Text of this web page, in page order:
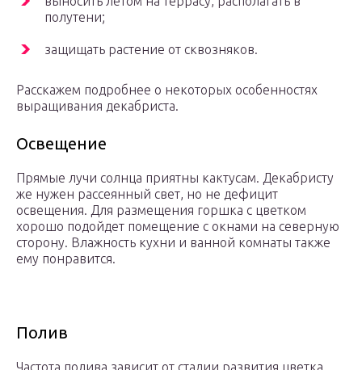
полутени;
защищать растение от сквозняков.
Расскажем подробнее о некоторых особенностях
выращивания декабриста.
Освещение
Прямые лучи солнца приятны кактусам. Декабристу
же нужен рассеянный свет, но не дефицит
освещения. Для размещения горшка с цветком
хорошо подойдет помещение с окнами на северную
сторону. Влажность кухни и ванной комнаты также
ему понравится.
Полив
Частота полива зависит от стадии развития цветка.